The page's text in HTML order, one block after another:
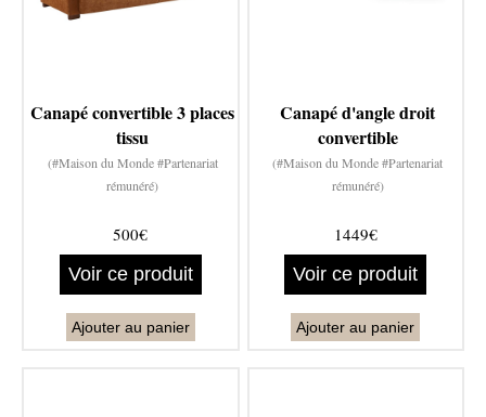
Canapé convertible 3 places
tissu
(#Maison du Monde #Partenariat
rémunéré)
500€
Voir ce produit
Ajouter au panier
Canapé d'angle droit
convertible
(#Maison du Monde #Partenariat
rémunéré)
1449€
Voir ce produit
Ajouter au panier